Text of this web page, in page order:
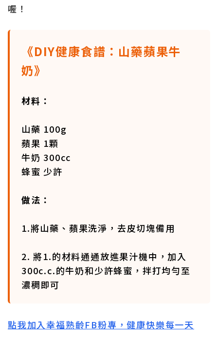
喔！
《DIY健康食譜：山藥蘋果牛
奶》
材料：
山藥 100g
蘋果 1顆
牛奶 300cc
蜂蜜 少許
做法：
1.將山藥、蘋果洗淨，去皮切塊備用
2. 將1.的材料通通放進果汁機中，加入
300c.c.的牛奶和少許蜂蜜，拌打均勻至
濃稠即可
點我加入幸福熟齡FB粉專，健康快樂每一天